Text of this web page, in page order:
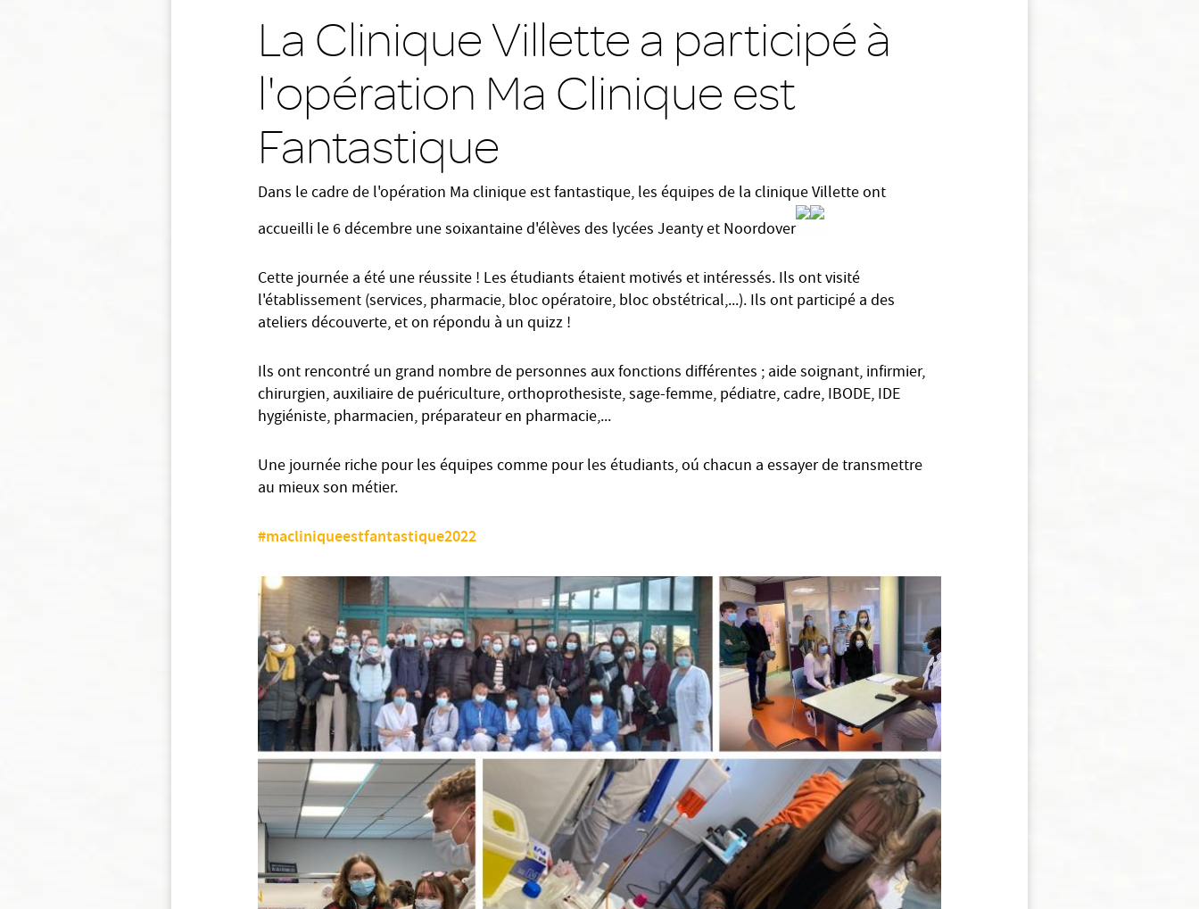
La Clinique Villette a participé à
l'opération Ma Clinique est
Fantastique
Dans le cadre de l'opération Ma clinique est fantastique, les équipes de la clinique Villette ont
accueilli le 6 décembre une soixantaine d'élèves des lycées Jeanty et Noordover
Cette journée a été une réussite ! Les étudiants étaient motivés et intéressés. Ils ont visité
l'établissement (services, pharmacie, bloc opératoire, bloc obstétrical,...). Ils ont participé a des
ateliers découverte, et on répondu à un quizz !
Ils ont rencontré un grand nombre de personnes aux fonctions différentes ; aide soignant, infirmier,
chirurgien, auxiliaire de puériculture, orthoprothesiste, sage-femme, pédiatre, cadre, IBODE, IDE
hygiéniste, pharmacien, préparateur en pharmacie,...
Une journée riche pour les équipes comme pour les étudiants, oú chacun a essayer de transmettre
au mieux son métier.
#macliniqueestfantastique2022